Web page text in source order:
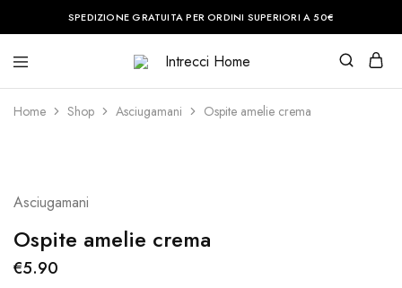
SPEDIZIONE GRATUITA PER ORDINI SUPERIORI A 50€
Intrecci
Home
è
posto
perfetta.
Home Shop Asciugamani Ospite amelie crema
Asciugamani
Ospite amelie crema
€5.90